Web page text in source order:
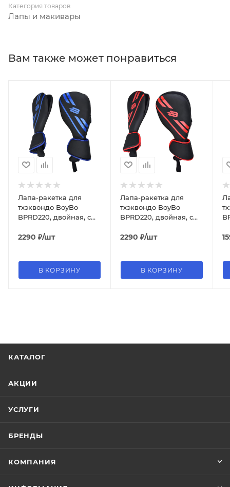
Категория товаров
Лапы и макивары
Вам также может понравиться
Лапа-ракетка для
тхэквондо BoyBo
BPRD220, двойная, с
2290 ₽/шт
В КОРЗИНУ
Лапа-ракетка для
тхэквондо BoyBo
BPRD220, двойная, с
красный
2290 ₽/шт
В КОРЗИНУ
КАТАЛОГ
АКЦИИ
УСЛУГИ
БРЕНДЫ
КОМПАНИЯ